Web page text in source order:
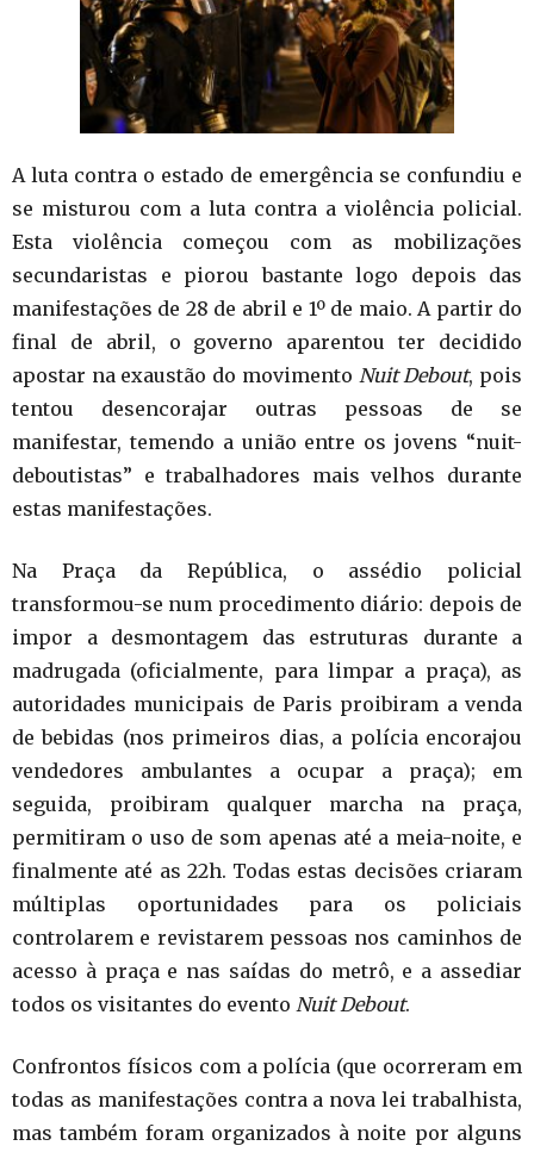
A luta contra o estado de emergência se confundiu e
se misturou com a luta contra a violência policial.
Esta violência começou com as mobilizações
secundaristas e piorou bastante logo depois das
manifestações de 28 de abril e 1º de maio. A partir do
final de abril, o governo aparentou ter decidido
apostar na exaustão do movimento Nuit Debout, pois
tentou desencorajar outras pessoas de se
manifestar, temendo a união entre os jovens “nuit-
deboutistas” e trabalhadores mais velhos durante
estas manifestações.
Na Praça da República, o assédio policial
transformou-se num procedimento diário: depois de
impor a desmontagem das estruturas durante a
madrugada (oficialmente, para limpar a praça), as
autoridades municipais de Paris proibiram a venda
de bebidas (nos primeiros dias, a polícia encorajou
vendedores ambulantes a ocupar a praça); em
seguida, proibiram qualquer marcha na praça,
permitiram o uso de som apenas até a meia-noite, e
finalmente até as 22h. Todas estas decisões criaram
múltiplas oportunidades para os policiais
controlarem e revistarem pessoas nos caminhos de
acesso à praça e nas saídas do metrô, e a assediar
todos os visitantes do evento Nuit Debout.
Confrontos físicos com a polícia (que ocorreram em
todas as manifestações contra a nova lei trabalhista,
mas também foram organizados à noite por alguns